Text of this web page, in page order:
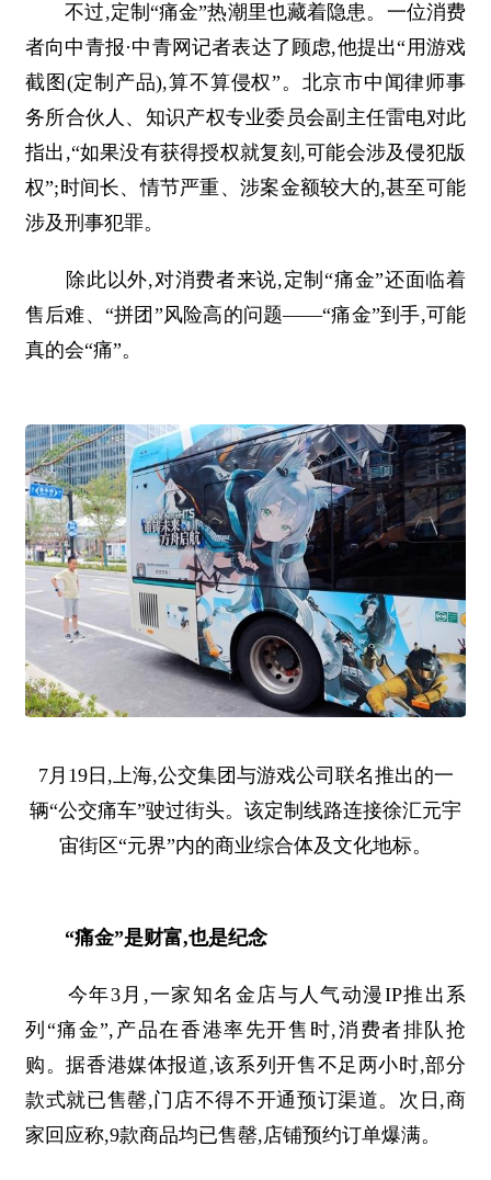
不过,定制“痛金”热潮里也藏着隐患。一位消费
者向中青报·中青网记者表达了顾虑,他提出“用游戏
截图(定制产品),算不算侵权”。北京市中闻律师事
务所合伙人、知识产权专业委员会副主任雷电对此
指出,“如果没有获得授权就复刻,可能会涉及侵犯版
权”;时间长、情节严重、涉案金额较大的,甚至可能
涉及刑事犯罪。
除此以外,对消费者来说,定制“痛金”还面临着
售后难、“拼团”风险高的问题——“痛金”到手,可能
真的会“痛”。
7月19日,上海,公交集团与游戏公司联名推出的一
辆“公交痛车”驶过街头。该定制线路连接徐汇元宇
宙街区“元界”内的商业综合体及文化地标。
“痛金”是财富,也是纪念
今年3月,一家知名金店与人气动漫IP推出系
列“痛金”,产品在香港率先开售时,消费者排队抢
购。据香港媒体报道,该系列开售不足两小时,部分
款式就已售罄,门店不得不开通预订渠道。次日,商
家回应称,9款商品均已售罄,店铺预约订单爆满。